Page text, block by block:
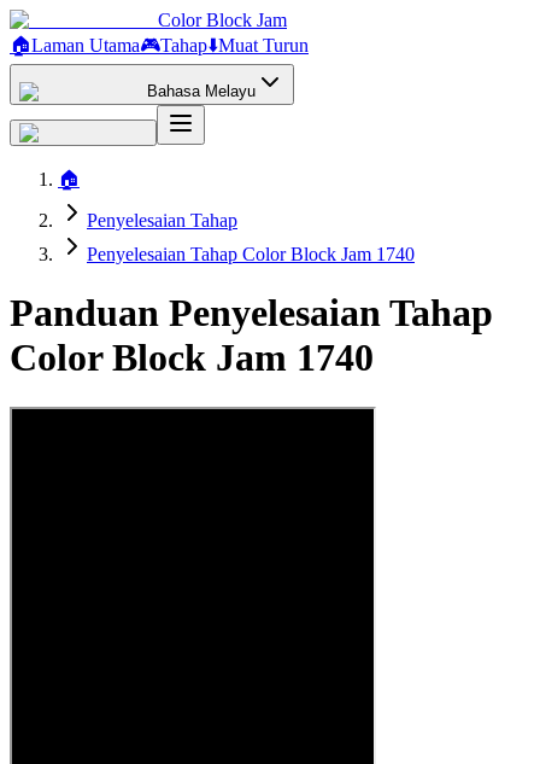
Color Block Jam
🏠Laman Utama🎮Tahap⬇️Muat Turun
Bahasa Melayu
🏠
Penyelesaian Tahap
Penyelesaian Tahap Color Block Jam 1740
Panduan Penyelesaian Tahap
Color Block Jam 1740